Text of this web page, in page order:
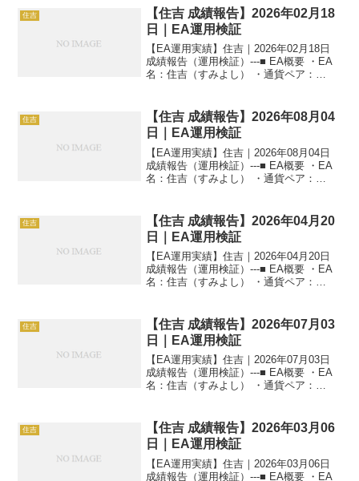
稼働 ---■ 本日の運用成...
住吉
【住吉 成績報告】2026年02月18
日｜EA運用検証
【EA運用実績】住吉｜2026年02月18日
成績報告（運用検証）---■ EA概要 ・EA
名：住吉（すみよし） ・通貨ペア：
稼働 ---■ 本日の運用成...
住吉
【住吉 成績報告】2026年08月04
日｜EA運用検証
【EA運用実績】住吉｜2026年08月04日
成績報告（運用検証）---■ EA概要 ・EA
名：住吉（すみよし） ・通貨ペア：
稼働 ---■ 本日の運用成...
住吉
【住吉 成績報告】2026年04月20
日｜EA運用検証
【EA運用実績】住吉｜2026年04月20日
成績報告（運用検証）---■ EA概要 ・EA
名：住吉（すみよし） ・通貨ペア：
稼働 ---■ 本日の運用成...
住吉
【住吉 成績報告】2026年07月03
日｜EA運用検証
【EA運用実績】住吉｜2026年07月03日
成績報告（運用検証）---■ EA概要 ・EA
名：住吉（すみよし） ・通貨ペア：
稼働 ---■ 本日の運用成...
住吉
【住吉 成績報告】2026年03月06
日｜EA運用検証
【EA運用実績】住吉｜2026年03月06日
成績報告（運用検証）---■ EA概要 ・EA